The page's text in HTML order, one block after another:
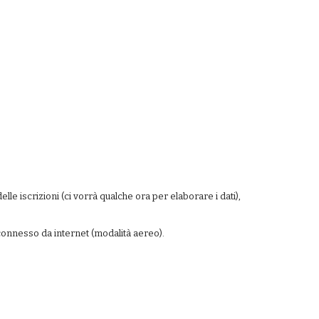
iscrizioni (ci vorrà qualche ora per elaborare i dati),
da internet (modalità aereo).